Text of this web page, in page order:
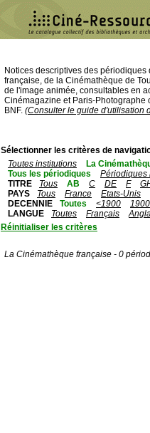
Notices descriptives des
française, de la Cinémathèque de
de l'image animée, consultables en
Cinémagazine et Paris-Photographe
BNF. (Consulter le guide d'utilisation
Sélectionner les critères de
Toutes institutions
La
Tous les périodiques
Périodiques
TITRE
Tous AB C DE F
PAYS
Tous France Etats-Unis
DECENNIE
Toutes <1900 1900
LANGUE
Toutes Français
Réinitialiser les critères
La Cinémathèque française - 0